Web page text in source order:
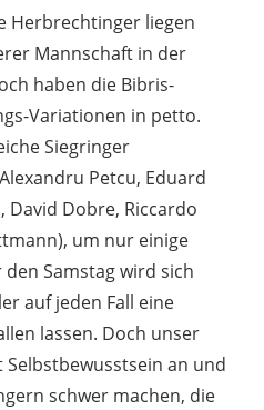
Herbrechtinger liegen
Mannschaft in der
haben die Bibris-
Variationen in petto.
Siegringer
Petcu, Eduard
David Dobre, Riccardo
um nur einige
Samstag wird sich
auf jeden Fall eine
lassen. Doch unser
an und
schwer machen, die